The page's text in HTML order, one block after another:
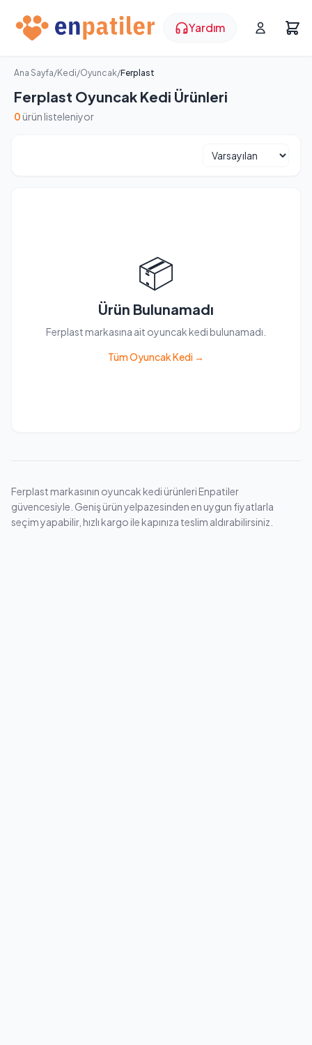
Yardım
Ana Sayfa/Kedi/Oyuncak/Ferplast
Ferplast Oyuncak Kedi Ürünleri
0 ürün listeleniyor
📦
Ürün Bulunamadı
Ferplast markasına ait oyuncak kedi bulunamadı.
Tüm Oyuncak Kedi →
Ferplast markasının oyuncak kedi ürünleri Enpatiler
güvencesiyle. Geniş ürün yelpazesinden en uygun fiyatlarla
seçim yapabilir, hızlı kargo ile kapınıza teslim aldırabilirsiniz.